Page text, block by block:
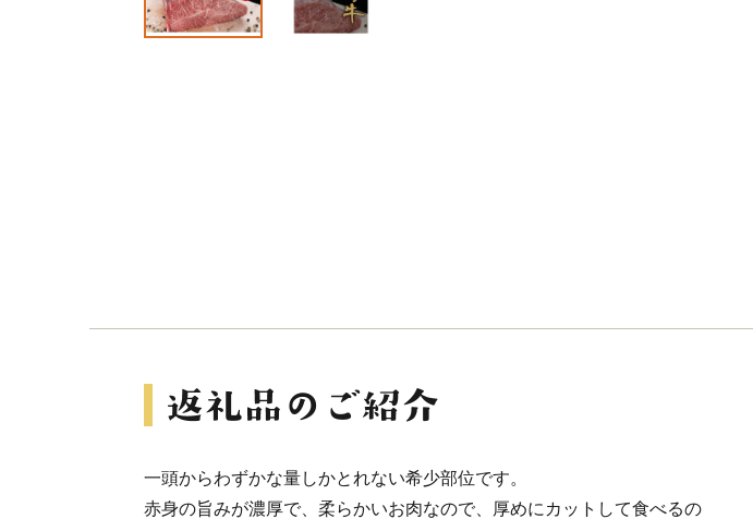
一頭からわずかな量しかとれない希少部位です。
赤身の旨みが濃厚で、柔らかいお肉なので、厚めにカットして食べるの